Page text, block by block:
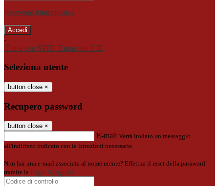
Password dimenticata?
-
Entra con SPID Entra con CIE
Seleziona utente
button close ×
Recupero password
button close ×
E-mail Verrà inviato un messaggio
all'indirizzo indicato con le istruzioni necessarie.
Non hai una e-mail associata al nome utente? Effettua il reset della password
tramite la Login Spaggiari